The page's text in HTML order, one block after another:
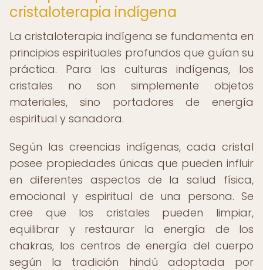
cristaloterapia indígena
La cristaloterapia indígena se fundamenta en
principios espirituales profundos que guían su
práctica. Para las culturas indígenas, los
cristales no son simplemente objetos
materiales, sino portadores de energía
espiritual y sanadora.
Según las creencias indígenas, cada cristal
posee propiedades únicas que pueden influir
en diferentes aspectos de la salud física,
emocional y espiritual de una persona. Se
cree que los cristales pueden limpiar,
equilibrar y restaurar la energía de los
chakras, los centros de energía del cuerpo
según la tradición hindú adoptada por